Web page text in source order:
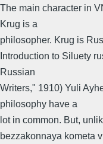
The main character in
Krug is a
philosopher. Krug is
Introduction to Siluety
Russian
Writers," 1910) Yuli
philosophy have a
lot in common. But,
bezzakonnaya kometa v